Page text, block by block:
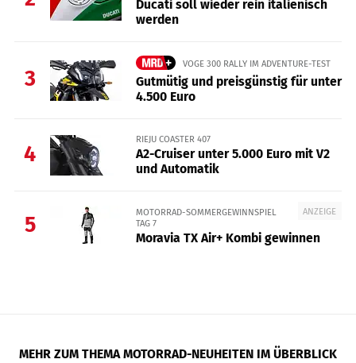
Ducati soll wieder rein italienisch
werden
3
VOGE 300 RALLY IM ADVENTURE-TEST
Gutmütig und preisgünstig für unter
4.500 Euro
4
RIEJU COASTER 407
A2-Cruiser unter 5.000 Euro mit V2
und Automatik
5
ANZEIGE
MOTORRAD-SOMMERGEWINNSPIEL
TAG 7
Moravia TX Air+ Kombi gewinnen
MEHR ZUM THEMA MOTORRAD-NEUHEITEN IM ÜBERBLICK